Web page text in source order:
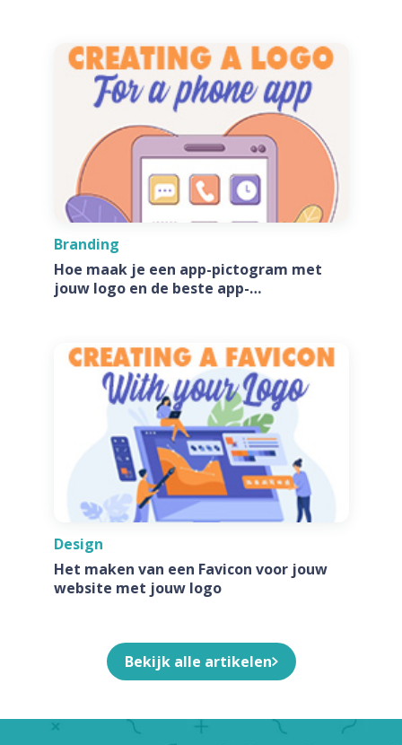
Branding
Hoe maak je een app-pictogram met
jouw logo en de beste app-
Design
Het maken van een Favicon voor jouw
website met jouw logo
Bekijk alle artikelen